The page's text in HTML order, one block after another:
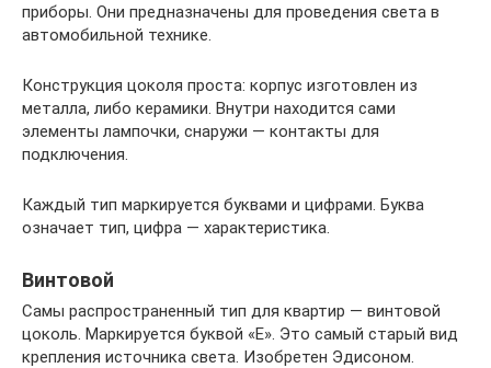
приборы. Они предназначены для проведения света в
автомобильной технике.
Конструкция цоколя проста: корпус изготовлен из
металла, либо керамики. Внутри находится сами
элементы лампочки, снаружи — контакты для
подключения.
Каждый тип маркируется буквами и цифрами. Буква
означает тип, цифра — характеристика.
Винтовой
Самы распространенный тип для квартир — винтовой
цоколь. Маркируется буквой «Е». Это самый старый вид
крепления источника света. Изобретен Эдисоном.